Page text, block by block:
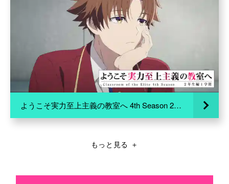
ようこそ実力至上主義の教室へ 4th Season 2年生編1学期
もっと見る ＋